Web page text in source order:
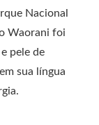
Nacional
Waorani foi
pele de
sua língua